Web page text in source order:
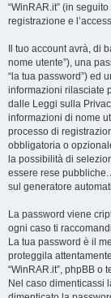
“WinRAR.it” (in
registrazione e
Il tuo account avrà, di
nome utente”), una
“la tua password”) ed
informazioni rilasciate
dalle Leggi sulla
informazioni di nome
processo di
obbligatoria o
la possibilità di
essere rese pubbliche.
sul generatore
La password viene
ogni caso ti
La tua password è il
proteggila
“WinRAR.it”, phpBB o
Nel caso dimenticassi